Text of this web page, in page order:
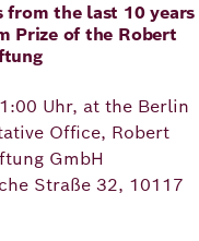
from the last 10 years
Prize of the Robert
Uhr, at the Berlin
Office, Robert
GmbH
Straße 32, 10117